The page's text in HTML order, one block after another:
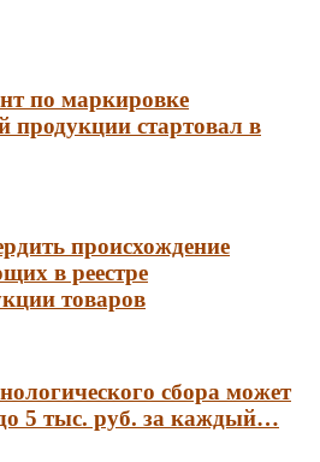
по маркировке
продукции стартовал в
происхождение
в реестре
товаров
сбора может
5 тыс. руб. за каждый…